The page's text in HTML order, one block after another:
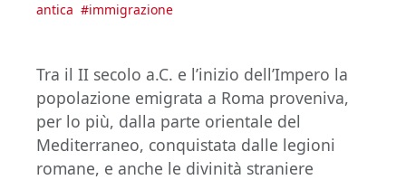
antica #immigrazione
Tra il II secolo a.C. e l’inizio dell’Impero la
popolazione emigrata a Roma proveniva,
per lo più, dalla parte orientale del
Mediterraneo, conquistata dalle legioni
romane, e anche le divinità straniere